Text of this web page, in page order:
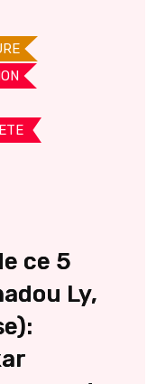
ce 5
Ly,